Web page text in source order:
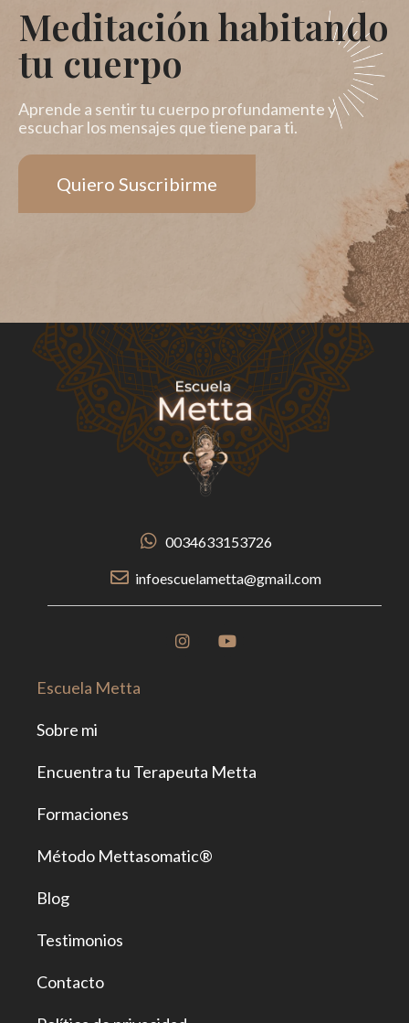
Meditación habitando
tu cuerpo
Aprende a sentir tu cuerpo profundamente y
escuchar los mensajes que tiene para ti.
Quiero Suscribirme
0034633153726
infoescuelametta@gmail.com
Escuela Metta
Sobre mi
Encuentra tu Terapeuta Metta
Formaciones
Método Mettasomatic®
Blog
Testimonios
Contacto